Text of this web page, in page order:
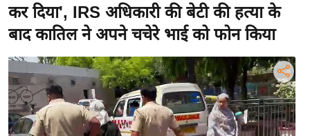
ख
र
रा
ष्ट्री
य
अं
कर दिया', IRS अधिकारी की बेटी की हत्या के
बाद कातिल ने अपने चचेरे भाई को फोन किया